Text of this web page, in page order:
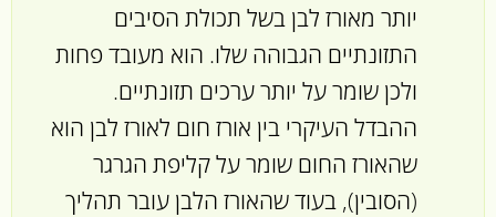
יותר מאורז לבן בשל תכולת הסיבים
התזונתיים הגבוהה שלו. הוא מעובד פחות
ולכן שומר על יותר ערכים תזונתיים.
ההבדל העיקרי בין אורז חום לאורז לבן הוא
שהאורז החום שומר על קליפת הגרגר
(הסובין), בעוד שהאורז הלבן עובר תהליך